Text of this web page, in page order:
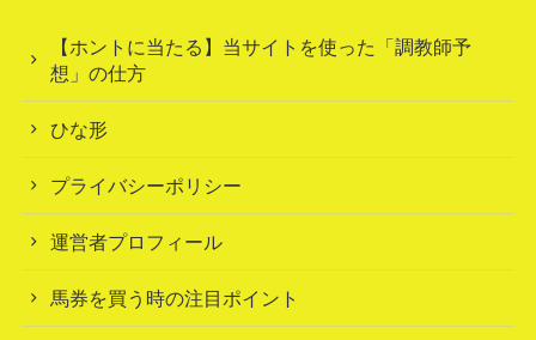
【ホントに当たる】当サイトを使った「調教師予
想」の仕方
ひな形
プライバシーポリシー
運営者プロフィール
馬券を買う時の注目ポイント